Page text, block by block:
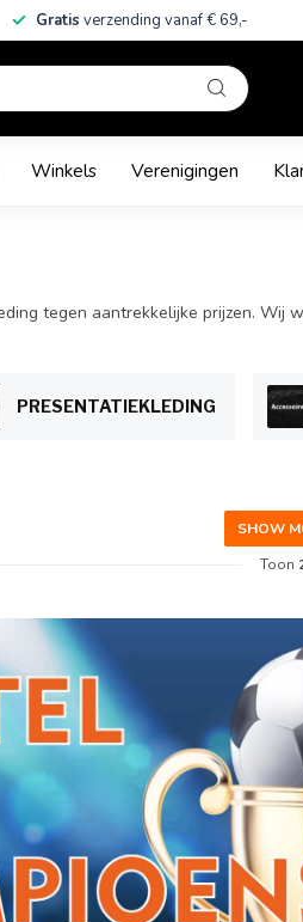
Gratis verzending vanaf € 69,-
Winkels Verenigingen
tegen aantrekkelijke prijzen. Wij
PRESENTATIEKLEDING
SHOW
Toon